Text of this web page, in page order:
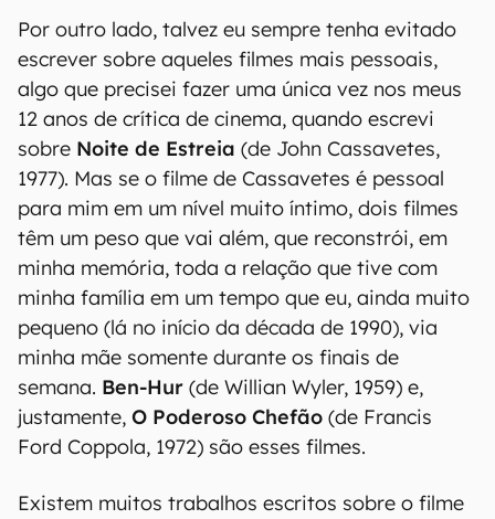
Por outro lado, talvez eu sempre tenha evitado
escrever sobre aqueles filmes mais pessoais,
algo que precisei fazer uma única vez nos meus
12 anos de crítica de cinema, quando escrevi
sobre Noite de Estreia (de John Cassavetes,
1977). Mas se o filme de Cassavetes é pessoal
para mim em um nível muito íntimo, dois filmes
têm um peso que vai além, que reconstrói, em
minha memória, toda a relação que tive com
minha família em um tempo que eu, ainda muito
pequeno (lá no início da década de 1990), via
minha mãe somente durante os finais de
semana. Ben-Hur (de Willian Wyler, 1959) e,
justamente, O Poderoso Chefão (de Francis
Ford Coppola, 1972) são esses filmes.
Existem muitos trabalhos escritos sobre o filme